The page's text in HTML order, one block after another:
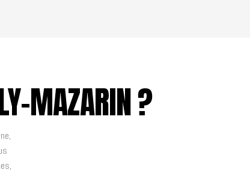
MAZARIN ?